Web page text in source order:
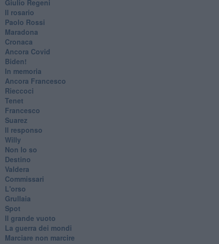
Giulio Regeni
​Il rosario
Paolo Rossi
Maradona
Cronaca
​Ancora Covid
​Biden!
In memoria
​Ancora Francesco
Rieccoci
Tenet
Francesco
Suarez
​Il responso
Willy
Non lo so
Destino
Valdera
Commissari
L'orso
Grullaia
Spot
​Il grande vuoto
​La guerra dei mondi
Marciare non marcire